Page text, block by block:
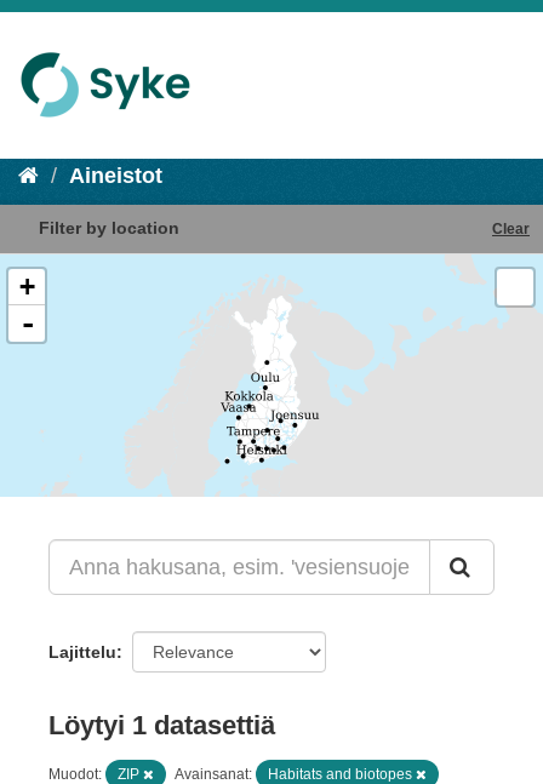
Aineistot
Filter by location Clear
+
-
Lajittelu
Löytyi 1 datasettiä
Muodot: ZIP Avainsanat: Habitats and biotopes